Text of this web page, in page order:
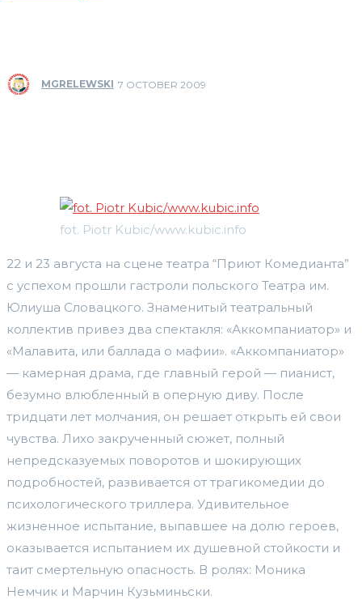
MGRELEWSKI 7 OCTOBER 2009
fot. Piotr Kubic/www.kubic.info
22 и 23 августа на сцене театра “Приют Комедианта”
с успехом прошли гастроли польского Театра им.
Юлиуша Словацкого. Знаменитый театральный
коллектив привез два спектакля: «Аккомпаниатор» и
«Малавита, или баллада о мафии». «Аккомпаниатор»
— камерная драма, где главный герой — пианист,
безумно влюбленный в оперную диву. После
тридцати лет молчания, он решает открыть ей свои
чувства. Лихо закрученный сюжет, полный
непредсказуемых поворотов и шокирующих
подробностей, развивается от трагикомедии до
психологического триллера. Удивительное
жизненное испытание, выпавшее на долю героев,
оказывается испытанием их душевной стойкости и
таит смертельную опасность. В ролях: Моника
Немчик и Марчин Кузьминьски.